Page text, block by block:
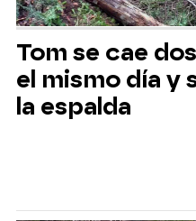
Tom se cae
el mismo día y
la espalda